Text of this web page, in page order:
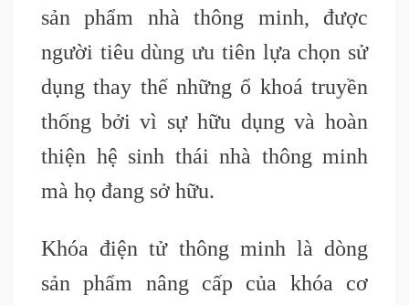
sản phẩm nhà thông minh, được
người tiêu dùng ưu tiên lựa chọn sử
dụng thay thế những ổ khoá truyền
thống bởi vì sự hữu dụng và hoàn
thiện hệ sinh thái nhà thông minh
mà họ đang sở hữu.
Khóa điện tử thông minh là dòng
sản phẩm nâng cấp của khóa cơ